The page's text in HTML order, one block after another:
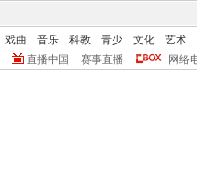
戏曲 音乐 科教 青少 文化
艺术
直播中国 赛事直播 网络